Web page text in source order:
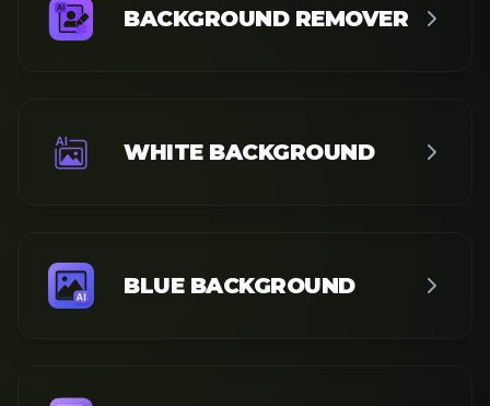
BACKGROUND REMOVER
WHITE BACKGROUND
BLUE BACKGROUND